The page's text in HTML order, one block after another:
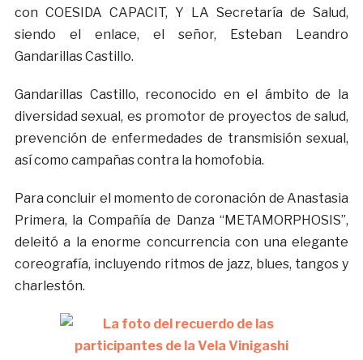
con COESIDA CAPACIT, Y LA Secretaría de Salud,
siendo el enlace, el señor, Esteban Leandro
Gandarillas Castillo.
Gandarillas Castillo, reconocido en el ámbito de la
diversidad sexual, es promotor de proyectos de salud,
prevención de enfermedades de transmisión sexual,
así como campañas contra la homofobia.
Para concluir el momento de coronación de Anastasia
Primera, la Compañía de Danza “METAMORPHOSIS”,
deleitó a la enorme concurrencia con una elegante
coreografía, incluyendo ritmos de jazz, blues, tangos y
charlestón.